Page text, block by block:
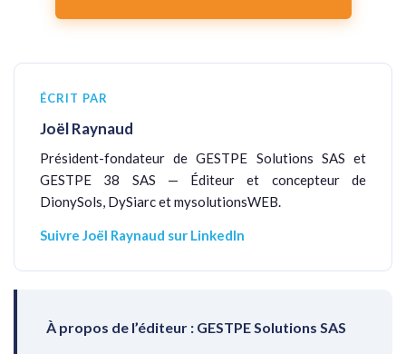
ÉCRIT PAR
Joël Raynaud
Président-fondateur de GESTPE Solutions SAS et
GESTPE 38 SAS — Éditeur et concepteur de
DionySols, DySiarc et mysolutionsWEB.
Suivre Joël Raynaud sur LinkedIn
À propos de l’éditeur : GESTPE Solutions SAS